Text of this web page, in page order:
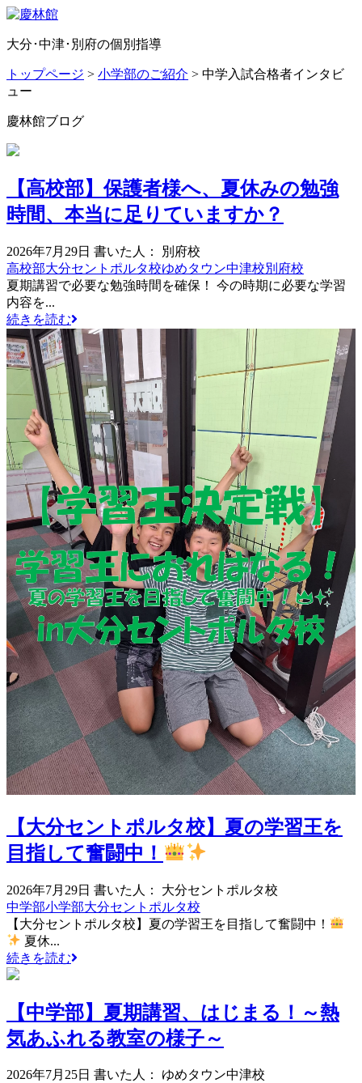
大分･中津･別府の個別指導
トップページ > 小学部のご紹介 > 中学入試合格者インタビ
ュー
慶林館ブログ
【高校部】保護者様へ、夏休みの勉強
時間、本当に足りていますか？
2026年7月29日 書いた人： 別府校
高校部大分セントポルタ校ゆめタウン中津校別府校
夏期講習で必要な勉強時間を確保！ 今の時期に必要な学習
内容を...
続きを読む
【大分セントポルタ校】夏の学習王を
目指して奮闘中！
2026年7月29日 書いた人： 大分セントポルタ校
中学部小学部大分セントポルタ校
【大分セントポルタ校】夏の学習王を目指して奮闘中！
夏休...
続きを読む
【中学部】夏期講習、はじまる！～熱
気あふれる教室の様子～
2026年7月25日 書いた人： ゆめタウン中津校